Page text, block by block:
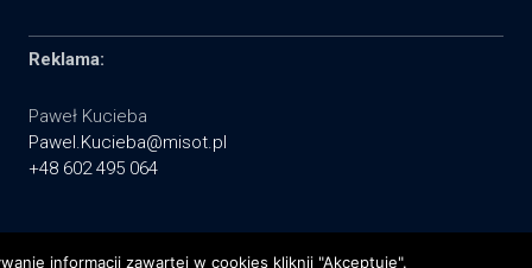
Reklama:
Paweł Kucieba
Pawel.Kucieba@misot.pl
+48 602 495 064
informacji zawartej w cookies kliknij "Akceptuję".